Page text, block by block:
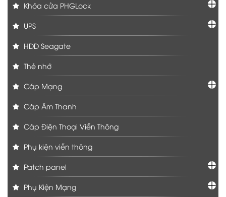
Khóa cửa PHGLock
UPS
HDD Seagate
Thẻ nhớ
Cáp Mạng
Cáp Âm Thanh
Cáp Điện Thoại Viễn Thông
Phụ kiện viễn thông
Patch panel
Phụ Kiện Mạng